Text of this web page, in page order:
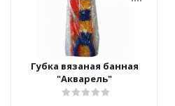
Губка вязаная банная
"Акварель"